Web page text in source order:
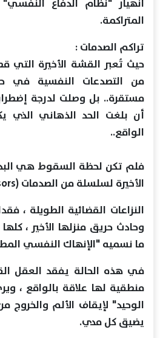
انهيار "نظام الدفاع
المتراكمة.
تراكم الصدمات :
حيث تُعبر القشة الأخيرة التي
من التصدعات النفسية في
مستقرة.. بل وصلت لدرجة
أن بلغت الحد الذهاني الذي
الواقع..
فلم تكن لحظة السقوط هي
الأخيرة لسلسلة من الصدمات (Traumatic Stressors).
النزاعات القضائية الطويلة ،
وحادث حريق منزلها الأخير ،
ما نسميه "الإنهاك النفسي
في هذه الحالة يفقد العقل
منطقية لها علاقة بالواقع ،
الوحيد" لإيقاف الألم والخروج
يضيق كل مدي.